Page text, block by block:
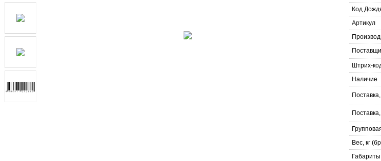
Код
Артикул
Штрих-
Наличие
Вес, кг